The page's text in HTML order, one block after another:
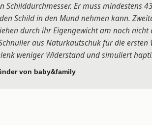
Schilddurchmesser. Er muss mindestens
Schild in den Mund nehmen kann.
durch ihr Eigengewicht am noch
aus Naturkautschuk für die
weniger Widerstand und simuliert
von baby&family